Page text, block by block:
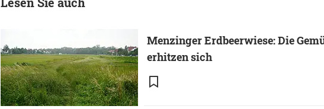
Menzinger Erdbeerwiese: Die
erhitzen sich